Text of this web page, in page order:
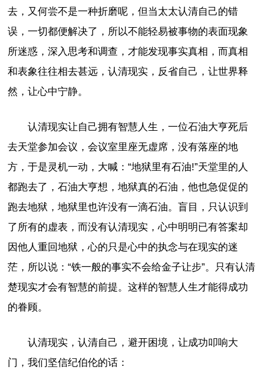
去，又何尝不是一种折磨呢，但当太太认清自己的错
误，一切都便解决了，所以不能轻易被事物的表面现象
所迷惑，深入思考和调查，才能发现事实真相，而真相
和表象往往相去甚远，认清现实，反省自己，让世界释
然，让心中宁静。
认清现实让自己拥有智慧人生，一位石油大亨死后
去天堂参加会议，会议室里座无虚席，没有落座的地
方，于是灵机一动，大喊：“地狱里有石油!”天堂里的人
都跑去了，石油大亨想，地狱真的石油，他也急促促的
跑去地狱，地狱里也许没有一滴石油。盲目，只认识到
了所有的虚表，而没有认清现实，心中明明已有答案却
因他人重回地狱，心的只是心中的执念与在现实的迷
茫，所以说：“铁一般的事实不会给金子让步”。只有认清
楚现实才会有智慧的前提。这样的智慧人生才能得成功
的眷顾。
认清现实，认清自己，避开困境，让成功叩响大
门，我们坚信纪伯伦的话：